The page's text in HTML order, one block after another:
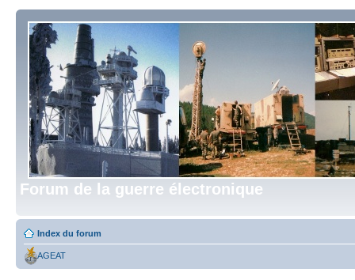
Forum de la guerre électronique
Index du forum
AGEAT